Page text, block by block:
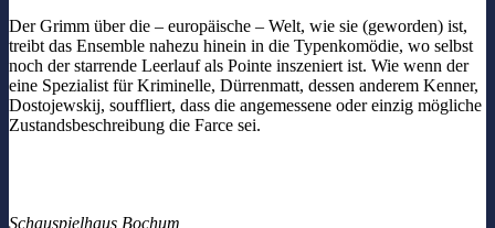
Der Grimm über die – europäische – Welt, wie sie (geworden) ist,
treibt das Ensemble nahezu hinein in die Typenkomödie, wo selbst
noch der starrende Leerlauf als Pointe inszeniert ist. Wie wenn der
eine Spezialist für Kriminelle, Dürrenmatt, dessen anderem Kenner,
Dostojewskij, souffliert, dass die angemessene oder einzig mögliche
Zustandsbeschreibung die Farce sei.
Schauspielhaus Bochum